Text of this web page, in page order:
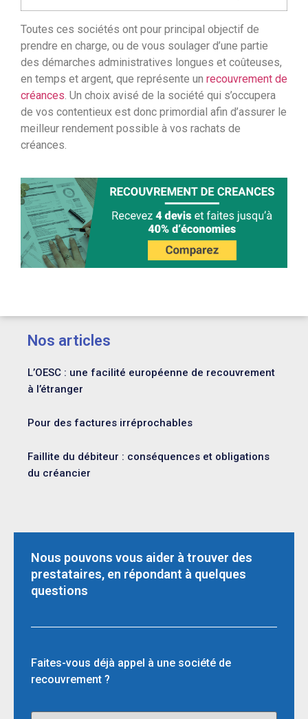
Toutes ces sociétés ont pour principal objectif de
prendre en charge, ou de vous soulager d’une partie
des démarches administratives longues et coûteuses,
en temps et argent, que représente un recouvrement de
créances. Un choix avisé de la société qui s’occupera
de vos contentieux est donc primordial afin d’assurer le
meilleur rendement possible à vos rachats de
créances.
Nos articles
L’OESC : une facilité européenne de recouvrement
à l’étranger
Pour des factures irréprochables
Faillite du débiteur : conséquences et obligations
du créancier
Nous pouvons vous aider à trouver des
prestataires, en répondant à quelques
questions
Faites-vous déjà appel à une société de
recouvrement ?